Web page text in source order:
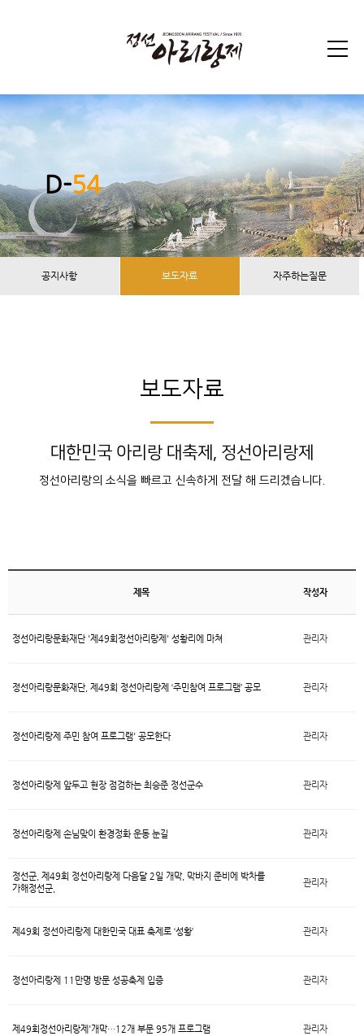
D-54
공지사항 보도자료 자주하는질문
보도자료
대한민국 아리랑 대축제, 정선아리랑제
정선아리랑의 소식을 빠르고 신속하게 전달 해 드리겠습니다.
제목 작성자
정선아리랑문화재단 '제49회정선아리랑제' 성황리에 마쳐 관리자
정선아리랑문화재단, 제49회 정선아리랑제 ‘주민참여 프로그램’ 공모 관리자
정선아리랑제 주민 참여 프로그램' 공모한다 관리자
정선아리랑제 앞두고 현장 점검하는 최승준 정선군수 관리자
정선아리랑제 손님맞이 환경정화 운동 눈길 관리자
정선군, 제49회 정선아리랑제 다음달 2일 개막, 막바지 준비에 박차를
가해정선군,
관리자
제49회 정선아리랑제 대한민국 대표 축제로 ‘성황’ 관리자
정선아리랑제 11만명 방문 성공축제 입증 관리자
제49회정선아리랑제'개막…12개 부문 95개 프로그램 관리자